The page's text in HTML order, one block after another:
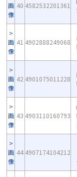
画
像
40 4582532201361
画
像
41 4902888249068
画
像
42 4901075011228
画
像
43 4903110160793
画
像
44 4907174104212